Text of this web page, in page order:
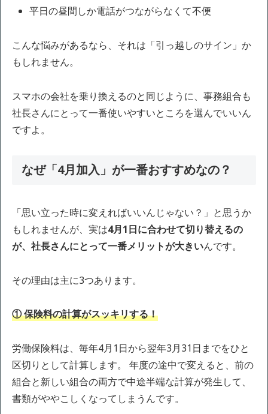
平日の昼間しか電話がつながらなくて不便
こんな悩みがあるなら、それは「引っ越しのサイン」か
もしれません。
スマホの会社を乗り換えるのと同じように、事務組合も
社長さんにとって一番使いやすいところを選んでいいん
ですよ。
なぜ「4月加入」が一番おすすめなの？
「思い立った時に変えればいいんじゃない？」と思うか
もしれませんが、実は4月1日に合わせて切り替えるの
が、社長さんにとって一番メリットが大きいんです。
その理由は主に3つあります。
① 保険料の計算がスッキリする！
労働保険料は、毎年4月1日から翌年3月31日までをひと
区切りとして計算します。 年度の途中で変えると、前の
組合と新しい組合の両方で中途半端な計算が発生して、
書類がややこしくなってしまうんです。